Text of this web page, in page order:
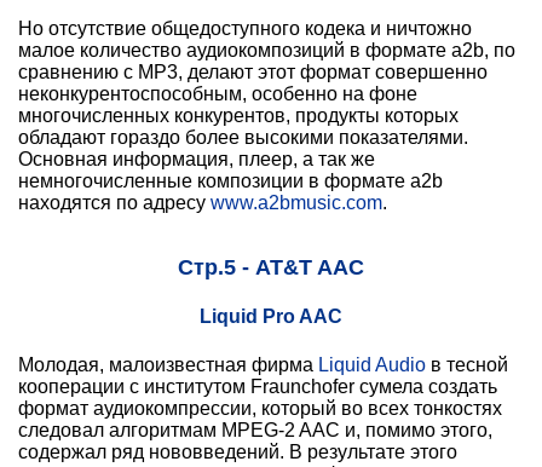
Но отсутствие общедоступного кодека и ничтожно
малое количество аудиокомпозиций в формате a2b, по
сравнению с MP3, делают этот формат совершенно
неконкурентоспособным, особенно на фоне
многочисленных конкурентов, продукты которых
обладают гораздо более высокими показателями.
Основная информация, плеер, а так же
немногочисленные композиции в формате a2b
находятся по адресу www.a2bmusic.com.
Стр.5 - AT&T AAC
Liquid Pro AAC
Молодая, малоизвестная фирма Liquid Audio в тесной
кооперации с институтом Fraunchofer сумела создать
формат аудиокомпрессии, который во всех тонкостях
следовал алгоритмам MPEG-2 AAC и, помимо этого,
содержал ряд нововведений. В результате этого